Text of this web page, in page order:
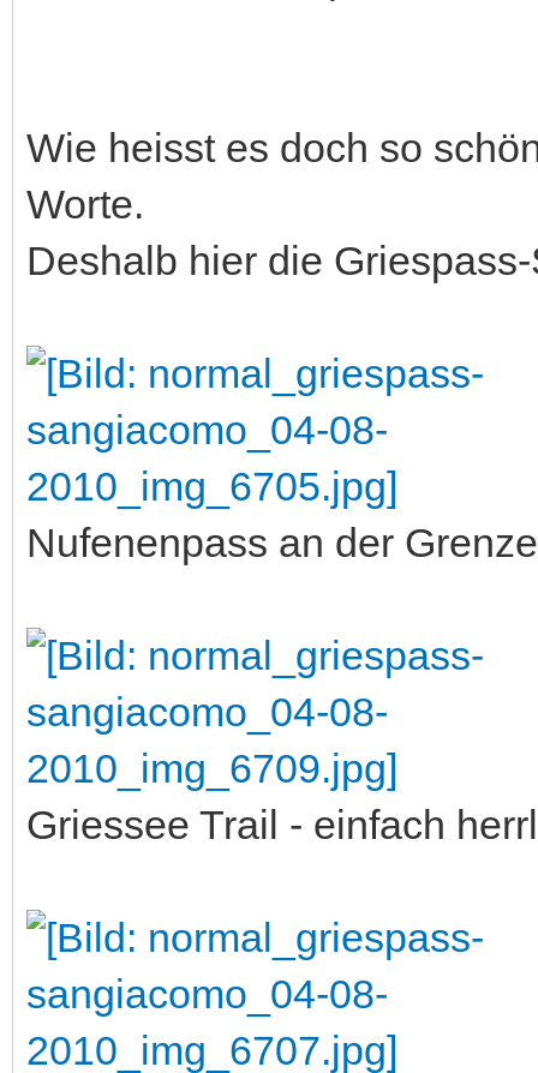
Wie heisst es doch so
Worte.
Deshalb hier die
Nufenenpass an der
Griessee Trail - einfach